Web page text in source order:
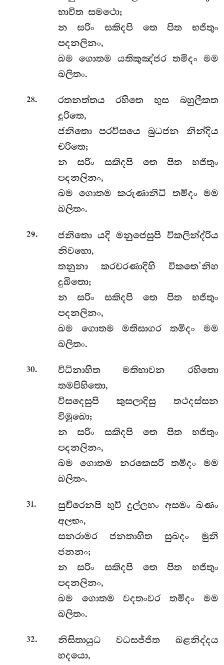
භාවිත සමථො;
න සරිං සකිදපි තෙ පිත භජිතුං
පදනලිනං,
ඛම ගොතම යතිකුඤ්ජර තමිදං මම
ඛලිතං.
28.
රතනත්තය රහිතෙ භුස බහුලීකත
දුරිතෙ,
ජනිතො පරවිසයෙ බුධජන නින්දිය
චරිතෙ;
න සරිං සකිදපි තෙ පිත භජිතුං
පදනලිනං,
ඛම ගොතම කරුණානිධි තමිදං මම
ඛලිතං.
29.
ජනිතො යදි මනුජෙසුපි විකලින්ද්රිය
නිවහො,
තනුනා කරචරණාදිහි විකතෙ’නිහ
දුඛිතො;
න සරිං සකිදපි තෙ පිත භජිතුං
පදනලිනං,
ඛම ගොතම මතිසාගර තමිදං මම
ඛලිතං.
30.
විධිනාහිත මතිභාවන රහිතො
තමපිහිතො,
විසදෙසුපි කුසලාදිසු තථදස්සන
විමුඛො;
න සරිං සකිදපි තෙ පිත භජිතුං
පදනලිනං,
ඛම ගොතම නරකෙසරි තමිදං මම
ඛලිතං.
31.
සුචිරෙනපි භුවි දුල්ලභං අසමං ඛණං
අලභං,
සනරාමර ජනතාහිත සුඛදං මුනි
ජනනං;
න සරිං සකිදපි තෙ පිත භජිතුං
පදනලිනං,
ඛම ගොතම වදතංවර තමිදං මම
ඛලිතං.
32.
නිසිතායුධ වධසජ්ජිත ඛළනිද්දය
හදයො,